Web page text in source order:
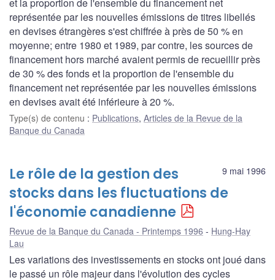
représentée par les nouvelles émissions de titres libellés
en devises étrangères s'est chiffrée à près de 50 % en
moyenne; entre 1980 et 1989, par contre, les sources de
financement hors marché avaient permis de recueillir près
de 30 % des fonds et la proportion de l'ensemble du
financement net représentée par les nouvelles émissions
en devises avait été inférieure à 20 %.
Type(s) de contenu : Publications, Articles de la Revue de la
Banque du Canada
9 mai 1996
Le rôle de la gestion des
stocks dans les fluctuations de
l'économie canadienne
Revue de la Banque du Canada - Printemps 1996
Hung-Hay
Lau
Les variations des investissements en stocks ont joué dans
le passé un rôle majeur dans l'évolution des cycles